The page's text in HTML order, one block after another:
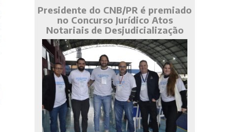
Presidente do CNB/PR é premiado
no Concurso Jurídico Atos
Notariais de Desjudicialização